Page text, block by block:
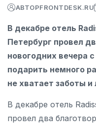
АВТОРFRONTDESK.RU
В декабре отель
Петербург провел
новогодних вечера
подарить немного
не хватает заботы и
В декабре отель
провел два